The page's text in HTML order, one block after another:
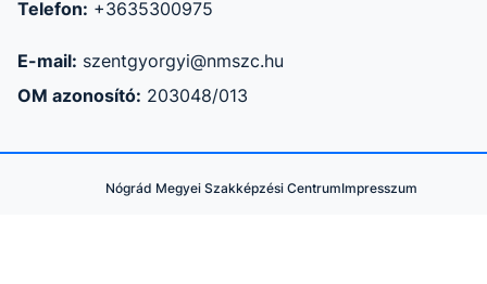
Telefon: +3635300975
E-mail: szentgyorgyi@nmszc.hu
OM azonosító: 203048/013
Nógrád Megyei Szakképzési CentrumImpresszum